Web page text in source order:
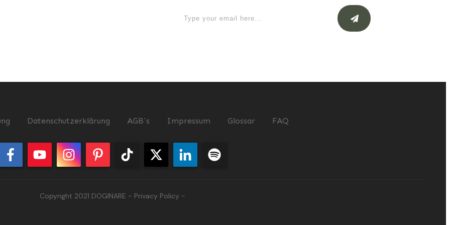
Datenschutzerklärung AGB`s Impressum Glossar FAQ
Copyright 2021 DOGINARE - Privacy Policy -